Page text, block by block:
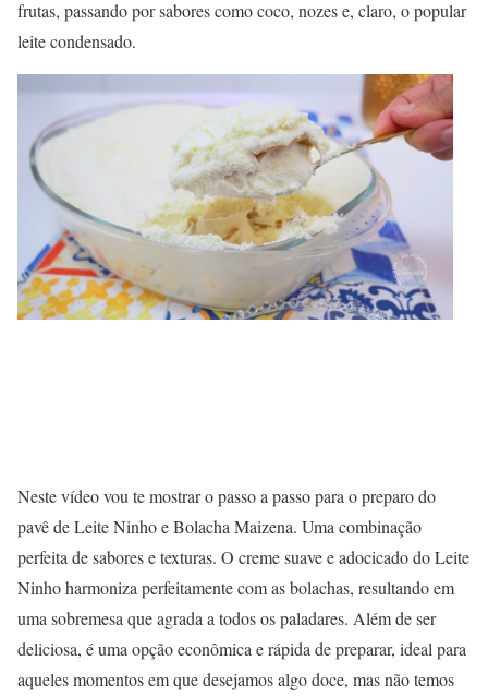
frutas, passando por sabores como coco, nozes e, claro, o popular
leite condensado.
Neste vídeo vou te mostrar o passo a passo para o preparo do
pavê de Leite Ninho e Bolacha Maizena. Uma combinação
perfeita de sabores e texturas. O creme suave e adocicado do Leite
Ninho harmoniza perfeitamente com as bolachas, resultando em
uma sobremesa que agrada a todos os paladares. Além de ser
deliciosa, é uma opção econômica e rápida de preparar, ideal para
aqueles momentos em que desejamos algo doce, mas não temos